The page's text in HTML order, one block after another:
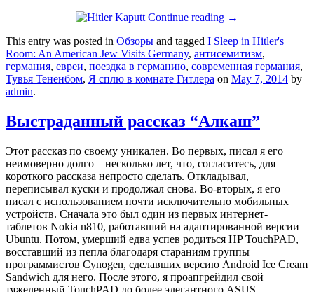
Continue reading →
This entry was posted in Обзоры and tagged I Sleep in Hitler's
Room: An American Jew Visits Germany, антисемитизм,
германия, евреи, поездка в германию, современная германия,
Тувья Тененбом, Я сплю в комнате Гитлера on May 7, 2014 by
admin.
Выстраданный рассказ “Алкаш”
Этот рассказ по своему уникален. Во первых, писал я его
неимоверно долго – несколько лет, что, согласитесь, для
короткого рассказа непросто сделать. Откладывал,
переписывал куски и продолжал снова. Во-вторых, я его
писал с использованием почти исключительно мобильных
устройств. Сначала это был один из первых интернет-
таблетов Nokia n810, работавший на адаптированной версии
Ubuntu. Потом, умерший едва успев родиться HP TouchPAD,
восставший из пепла благодаря стараниям группы
программистов Cynogen, сделавших версию Android Ice Cream
Sandwich для него. После этого, я проапгрейдил свой
тяжеленный TouchPAD до более элегантного ASUS